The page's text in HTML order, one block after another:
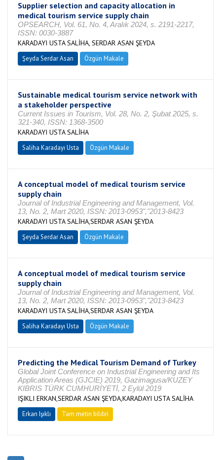
Supplier selection and capacity allocation in
medical tourism service supply chain
OPSEARCH, Vol. 61, No. 4, Aralık 2024, s. 2191-2217,
ISSN: 0030-3887
KARADAYI USTA SALİHA, SERDAR ASAN ŞEYDA
Şeyda Serdar Asan Özgün Makale
Sustainable medical tourism service network with
a stakeholder perspective
Current Issues in Tourism, Vol. 28, No. 2, Şubat 2025, s.
321-340, ISSN: 1368-3500
KARADAYI USTA SALİHA
Saliha Karadayı Usta Özgün Makale
A conceptual model of medical tourism service
supply chain
Journal of Industrial Engineering and Management, Vol.
13, No. 2, Mart 2020, ISSN: 2013-0953","2013-8423
KARADAYI USTA SALİHA,SERDAR ASAN ŞEYDA
Şeyda Serdar Asan Özgün Makale
A conceptual model of medical tourism service
supply chain
Journal of Industrial Engineering and Management, Vol.
13, No. 2, Mart 2020, ISSN: 2013-0953","2013-8423
KARADAYI USTA SALİHA,SERDAR ASAN ŞEYDA
Saliha Karadayı Usta Özgün Makale
Predicting the Medical Tourism Demand of Turkey
Global Joint Conference on Industrial Engineering and Its
Application Areas (GJCIE) 2019, Gazimagusa/KUZEY
KIBRIS TÜRK CUMHURİYETİ, 2 Eylül 2019
IŞIKLI ERKAN,SERDAR ASAN ŞEYDA,KARADAYI USTA SALİHA
Erkan Işıklı Tam metin bildiri